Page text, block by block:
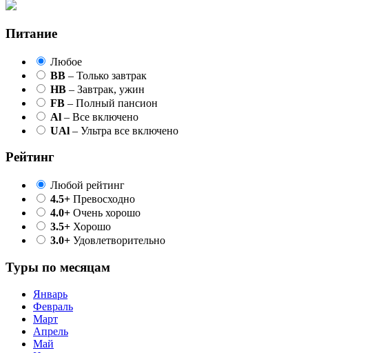
Питание
Любое
BB – Только завтрак
HB – Завтрак, ужин
FB – Полный пансион
Al – Все включено
UAl – Ультра все включено
Рейтинг
Любой рейтинг
4.5+ Превосходно
4.0+ Очень хорошо
3.5+ Хорошо
3.0+ Удовлетворительно
Туры по месяцам
Январь
Февраль
Март
Апрель
Май